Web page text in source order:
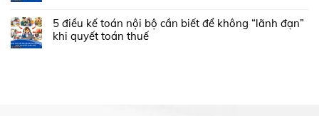
5 điều kế toán nội bộ cần biết để không “lãnh đạn”
khi quyết toán thuế